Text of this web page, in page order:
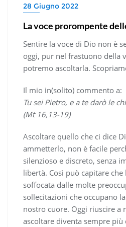
28 Giugno 2022
La voce prorompente
Sentire la voce di Dio non è
oggi, pur nel frastuono della
potremo ascoltarla.
Il mio in(solito) commento a:
Tu sei Pietro, e a te darò le
(Mt 16,13-19)
Ascoltare quello che ci dice
ammetterlo, non è facile
silenzioso e discreto, senza
libertà. Così può capitare che
soffocata dalle molte
sollecitazioni che occupano
nostro cuore. Oggi riuscire a
ascoltare diventa sempre